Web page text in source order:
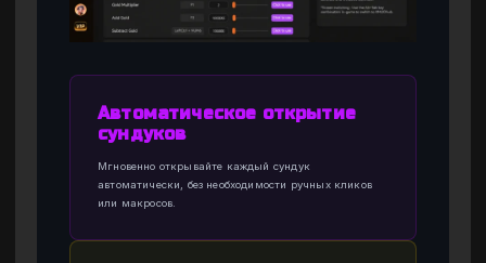
Автоматическое открытие
сундуков
Мгновенно открывайте каждый сундук
автоматически, без необходимости ручных кликов
или макросов.